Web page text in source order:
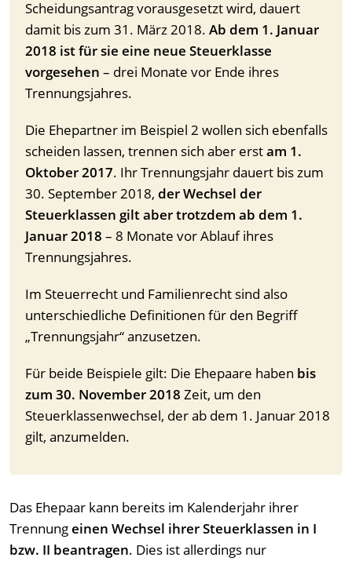
Scheidungsantrag vorausgesetzt wird, dauert
damit bis zum 31. März 2018. Ab dem 1. Januar
2018 ist für sie eine neue Steuerklasse
vorgesehen – drei Monate vor Ende ihres
Trennungsjahres.
Die Ehepartner im Beispiel 2 wollen sich ebenfalls
scheiden lassen, trennen sich aber erstam 1.
Oktober 2017. Ihr Trennungsjahr dauert bis zum
30. September 2018, der Wechsel der
Steuerklassen gilt aber trotzdem ab dem 1.
Januar 2018 – 8 Monate vor Ablauf ihres
Trennungsjahres.
Im Steuerrecht und Familienrecht sind also
unterschiedliche Definitionen für den Begriff
„Trennungsjahr“ anzusetzen.
Für beide Beispiele gilt: Die Ehepaare haben bis
zum 30. November 2018 Zeit, um den
Steuerklassenwechsel, der ab dem 1. Januar 2018
gilt, anzumelden.
Das Ehepaar kann bereits im Kalenderjahr ihrer
Trennungeinen Wechsel ihrer Steuerklassen in I
bzw. II beantragen. Dies ist allerdings nur